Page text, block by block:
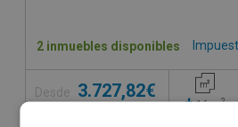
2 inmuebles disponibles
Desde 3.727,82€
+ 16m2